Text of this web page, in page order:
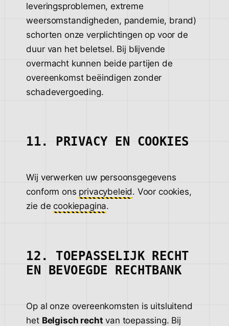
leveringsproblemen, extreme
weersomstandigheden, pandemie, brand)
schorten onze verplichtingen op voor de
duur van het beletsel. Bij blijvende
overmacht kunnen beide partijen de
overeenkomst beëindigen zonder
schadevergoeding.
11. PRIVACY EN COOKIES
Wij verwerken uw persoonsgegevens
conform ons privacybeleid. Voor cookies,
zie de cookiepagina.
12. TOEPASSELIJK RECHT
EN BEVOEGDE RECHTBANK
Op al onze overeenkomsten is uitsluitend
het Belgisch recht van toepassing. Bij